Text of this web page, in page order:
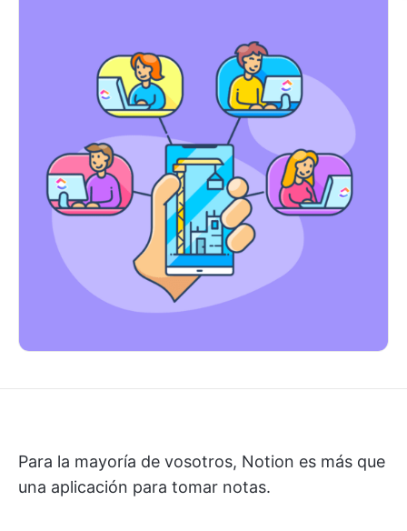
Para la mayoría de vosotros, Notion es más que
una aplicación para tomar notas.